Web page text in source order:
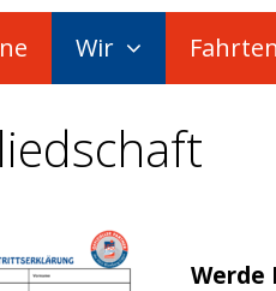
Wir Fahrten
Werde